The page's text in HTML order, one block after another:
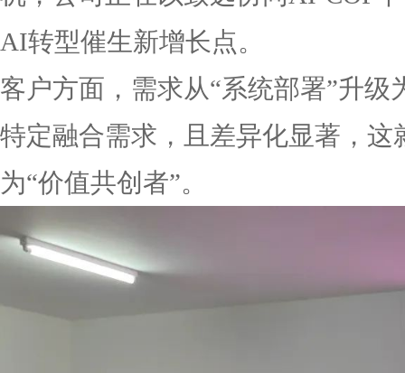
AI转型催生新增长点。
客户方面，需求从“系统部署”升级
特定融合需求，且差异化显著，这
为“价值共创者”。